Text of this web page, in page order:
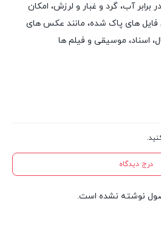
برابر آب، گرد و غبار و لرزش، امکان
فایل های پاک شده، مانند عکس های
اسناد، موسیقی و فیلم ها
درج دیدگاه
نوشته نشده است.